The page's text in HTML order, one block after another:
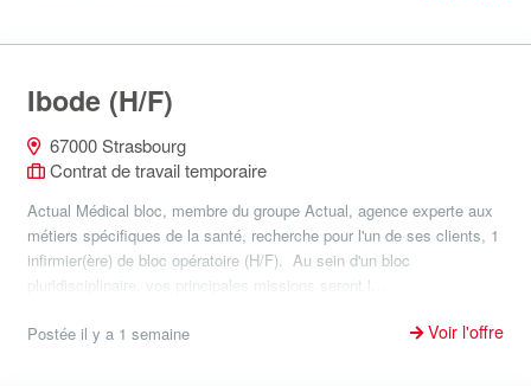
Ibode (H/F)
67000 Strasbourg
Contrat de travail temporaire
Actual Médical bloc, membre du groupe Actual, agence experte aux
métiers spécifiques de la santé, recherche pour l'un de ses clients, 1
infirmier(ère) de bloc opératoire (H/F). Au sein d'un bloc
pluridisciplinaire, vos principales missions seront l...
Postée il y a 1 semaine Voir l'offre